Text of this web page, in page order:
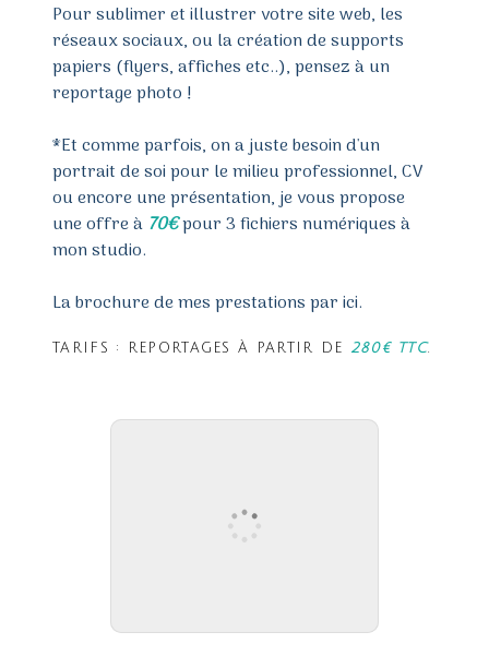
Pour sublimer et illustrer votre site web, les
réseaux sociaux, ou la création de supports
papiers (flyers, affiches etc..), pensez à un
reportage photo !
*Et comme parfois, on a juste besoin d'un
portrait de soi pour le milieu professionnel, CV
ou encore une présentation, je vous propose
une offre à 70€pour 3 fichiers numériques à
mon studio.
La brochure de mes prestations par ici.
TARIFS : REPORTAGES À PARTIR DE 280€ TTC.